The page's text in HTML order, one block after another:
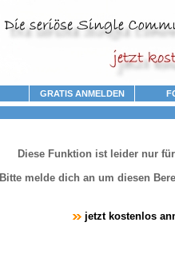
GRATIS ANMELDEN
Diese Funktion ist leider nur
Bitte melde dich an um diesen
jetzt kostenlos